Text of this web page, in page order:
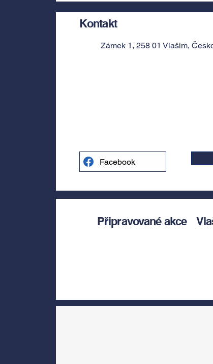
Kontakt
Zámek 1, 258 01 Vlašim,
Facebook
Připravované akce